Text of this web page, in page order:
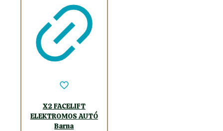
X2 FACELIFT
ELEKTROMOS AUTÓ
Barna